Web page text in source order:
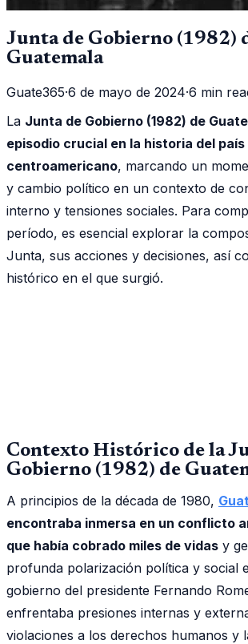
Junta de Gobierno (1982)
Guatemala
Guate365·6 de mayo de 2024·6 min
La Junta de Gobierno (1982) de
episodio crucial en la historia del país
centroamericano, marcando un
y cambio político en un contexto de
interno y tensiones sociales. Para
período, es esencial explorar la
Junta, sus acciones y decisiones, así
histórico en el que surgió.
Contexto Histórico de la
Gobierno (1982) de
A principios de la década de 1980,
encontraba inmersa en un conflicto
que había cobrado miles de vidas y
profunda polarización política y social
gobierno del presidente Fernando
enfrentaba presiones internas y
violaciones a los derechos humanos y